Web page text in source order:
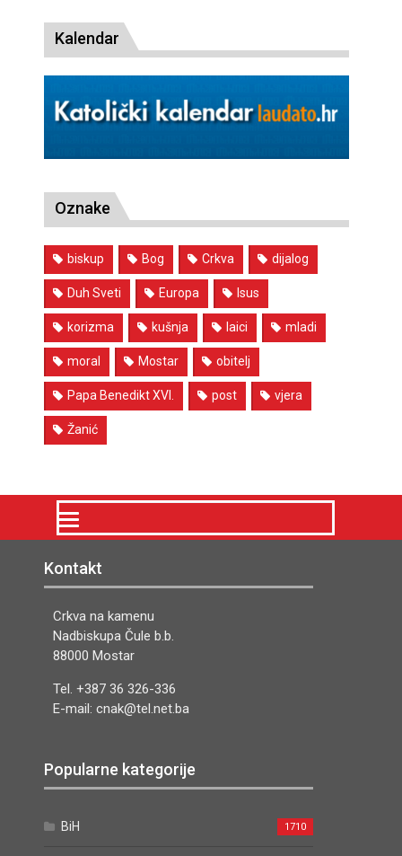
Kalendar
Oznake
biskup Bog Crkva dijalog
Duh Sveti Europa Isus
korizma kušnja laici mladi
moral Mostar obitelj
Papa Benedikt XVI. post vjera
Žanić
Kontakt
Crkva na kamenu
Nadbiskupa Čule b.b.
88000 Mostar
Tel. +387 36 326-336
E-mail: cnak@tel.net.ba
Popularne kategorije
BiH 1710